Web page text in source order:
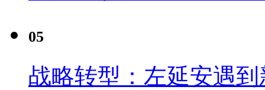
05
战略转型：左延安遇